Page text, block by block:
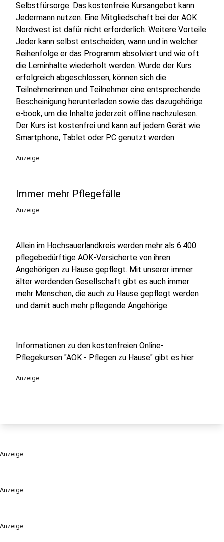
Anzeige
Anzeige
Selbstfürsorge. Das kostenfreie Kursangebot kann
Jedermann nutzen. Eine Mitgliedschaft bei der AOK
Nordwest ist dafür nicht erforderlich. Weitere Vorteile:
Jeder kann selbst entscheiden, wann und in welcher
Reihenfolge er das Programm absolviert und wie oft
die Lerninhalte wiederholt werden. Wurde der Kurs
erfolgreich abgeschlossen, können sich die
Teilnehmerinnen und Teilnehmer eine entsprechende
Bescheinigung herunterladen sowie das dazugehörige
e-book, um die Inhalte jederzeit offline nachzulesen.
Der Kurs ist kostenfrei und kann auf jedem Gerät wie
Smartphone, Tablet oder PC genutzt werden.
Anzeige
Immer mehr Pflegefälle
Anzeige
Allein im Hochsauerlandkreis werden mehr als 6.400
pflegebedürftige AOK-Versicherte von ihren
Angehörigen zu Hause gepflegt. Mit unserer immer
älter werdenden Gesellschaft gibt es auch immer
mehr Menschen, die auch zu Hause gepflegt werden
und damit auch mehr pflegende Angehörige.
Informationen zu den kostenfreien Online-
Pflegekursen "AOK - Pflegen zu Hause" gibt es hier.
Anzeige
Anzeige